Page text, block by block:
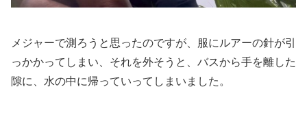
メジャーで測ろうと思ったのですが、服にルアーの針が引
っかかってしまい、それを外そうと、バスから手を離した
隙に、水の中に帰っていってしまいました。